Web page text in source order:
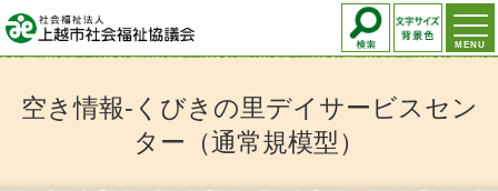
MENU
空き情報-くびきの里デイサービスセン
ター（通常規模型）